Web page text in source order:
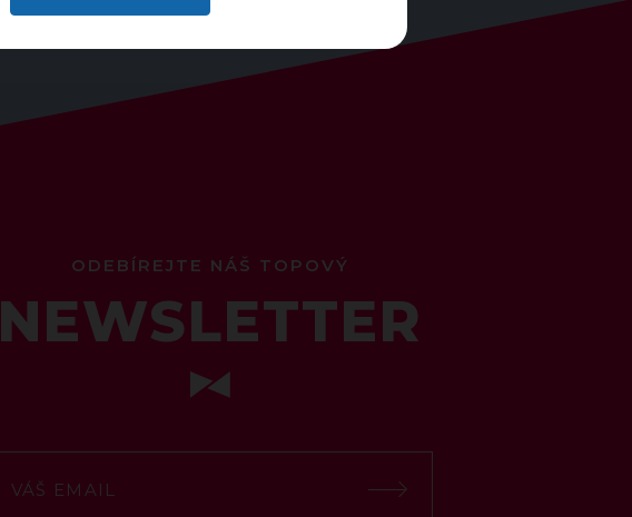
ODEBÍREJTE NÁŠ TOPOVÝ
NEWSLETTER